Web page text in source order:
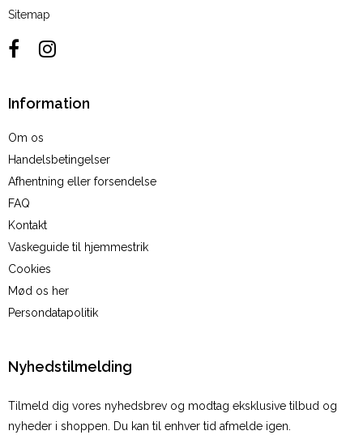
Sitemap
Information
Om os
Handelsbetingelser
Afhentning eller forsendelse
FAQ
Kontakt
Vaskeguide til hjemmestrik
Cookies
Mød os her
Persondatapolitik
Nyhedstilmelding
Tilmeld dig vores nyhedsbrev og modtag eksklusive tilbud og
nyheder i shoppen. Du kan til enhver tid afmelde igen.